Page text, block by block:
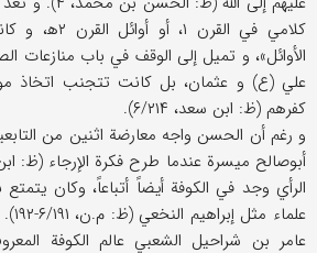
كلامي في القرن
الأوائل»، و تميل إلى الوقف في باب منازعات
علي (ع) و عثمان، بل كانت تتجنب اتخاذ
كفرهم (ظ: ابن سعد، ۶/۲۱۴).
و رغم أن الحسن واجه معارضة اثنين من
الرأي وجد في الكوفة أيضاً أتباعاً، وكان